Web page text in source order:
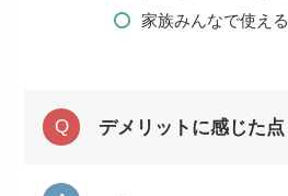
家族みんなで使える
デメリットに感じた点